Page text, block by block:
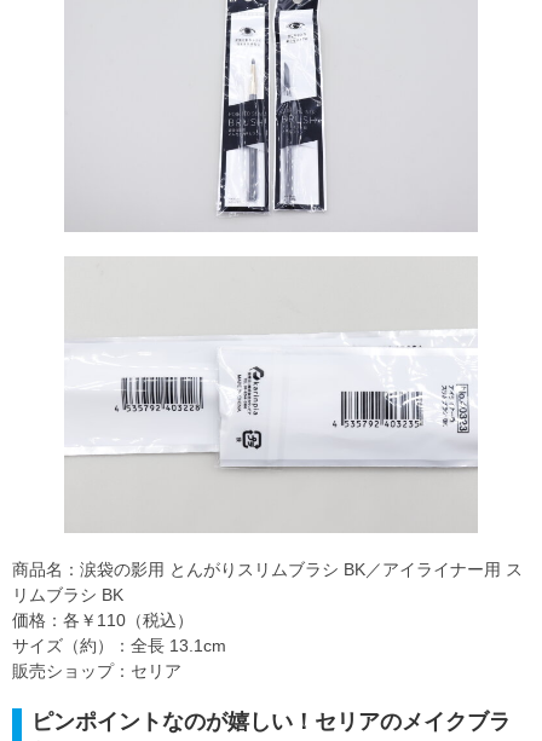
商品名：涙袋の影用 とんがりスリムブラシ BK／アイライナー用 ス
リムブラシ BK
価格：各￥110（税込）
サイズ（約）：全長 13.1cm
販売ショップ：セリア
ピンポイントなのが嬉しい！セリアのメイクブラ